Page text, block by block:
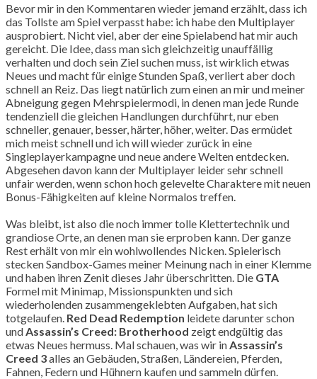
Bevor mir in den Kommentaren wieder jemand erzählt, dass ich
das Tollste am Spiel verpasst habe: ich habe den Multiplayer
ausprobiert. Nicht viel, aber der eine Spielabend hat mir auch
gereicht. Die Idee, dass man sich gleichzeitig unauffällig
verhalten und doch sein Ziel suchen muss, ist wirklich etwas
Neues und macht für einige Stunden Spaß, verliert aber doch
schnell an Reiz. Das liegt natürlich zum einen an mir und meiner
Abneigung gegen Mehrspielermodi, in denen man jede Runde
tendenziell die gleichen Handlungen durchführt, nur eben
schneller, genauer, besser, härter, höher, weiter. Das ermüdet
mich meist schnell und ich will wieder zurück in eine
Singleplayerkampagne und neue andere Welten entdecken.
Abgesehen davon kann der Multiplayer leider sehr schnell
unfair werden, wenn schon hoch gelevelte Charaktere mit neuen
Bonus-Fähigkeiten auf kleine Normalos treffen.
Was bleibt, ist also die noch immer tolle Klettertechnik und
grandiose Orte, an denen man sie erproben kann. Der ganze
Rest erhält von mir ein wohlwollendes Nicken. Spielerisch
stecken Sandbox-Games meiner Meinung nach in einer Klemme
und haben ihren Zenit dieses Jahr überschritten. Die GTA
Formel mit Minimap, Missionspunkten und sich
wiederholenden zusammengeklebten Aufgaben, hat sich
totgelaufen. Red Dead Redemption leidete darunter schon
und Assassin’s Creed: Brotherhood zeigt endgültig das
etwas Neues hermuss. Mal schauen, was wir in Assassin’s
Creed 3alles an Gebäuden, Straßen, Ländereien, Pferden,
Fahnen, Federn und Hühnern kaufen und sammeln dürfen.